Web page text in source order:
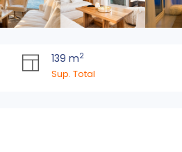
139 m2
Sup. Total
U$S 620,000